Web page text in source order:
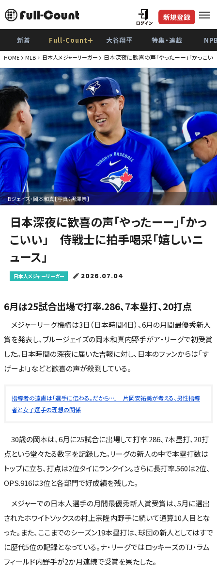
新規登録
新着 Full-Count＋ 大谷翔平 特集・連載
HOME MLB 日本人メジャーリーガー 日本深夜に歓喜の声「やったーー」「かっこ
Bジェイズ・岡本和真【写真：黒澤崇】
日本深夜に歓喜の声「やったーー」「かっ
こいい」 侍戦士に拍手喝采「嬉しいニ
ュース」
日本人メジャーリーガー 2026.07.04
6月は25試合出場で打率.286、7本塁打、20打点
メジャーリーグ機構は3日（日本時間4日）、6月の月間最優秀新人
賞を発表し、ブルージェイズの岡本和真内野手がア・リーグで初受賞
した。日本時間の深夜に届いた吉報に対し、日本のファンからは「す
げーよ!」などと歓喜の声が殺到している。
指導者の遠慮は「選手に伝わる。だから…」 片岡安祐美が考える、男性指導
者と女子選手の理想の関係
30歳の岡本は、6月に25試合に出場して打率.286、7本塁打、20打
点という堂々たる数字を記録した。リーグの新人の中で本塁打数は
トップに立ち、打点は2位タイにランクイン。さらに長打率.560は2位、
OPS.916は3位と各部門で好成績を残した。
メジャーでの日本人選手の月間最優秀新人賞受賞は、5月に選出
されたホワイトソックスの村上宗隆内野手に続いて通算10人目とな
った。また、ここまでのシーズン19本塁打は、球団の新人としてはすで
に歴代5位の記録となっている。ナ・リーグではロッキーズのTJ・ラム
フィールド内野手が2か月連続で受賞を果たした。